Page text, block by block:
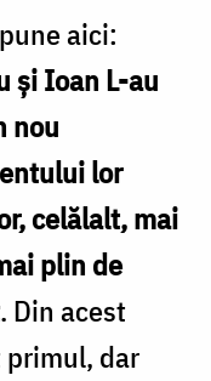
aici:
şi Ioan L-au
nou
lor
celălalt, mai
plin de
. Din acest
primul, dar